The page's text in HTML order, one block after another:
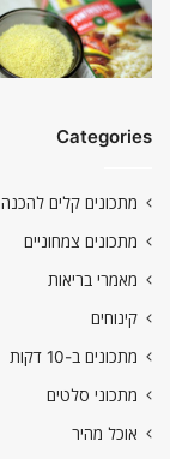
Categories
מתכונים קלים להכנה
מתכונים צמחוניים
מאמרי בריאות
קינוחים
מתכונים ב-10 דקות
מתכוני סלטים
אוכל מהיר